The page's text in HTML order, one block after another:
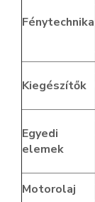
Fénytechnika
Kiegészítők
Egyedi
elemek
Motorolaj